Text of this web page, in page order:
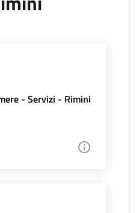
- Servizi - Rimini